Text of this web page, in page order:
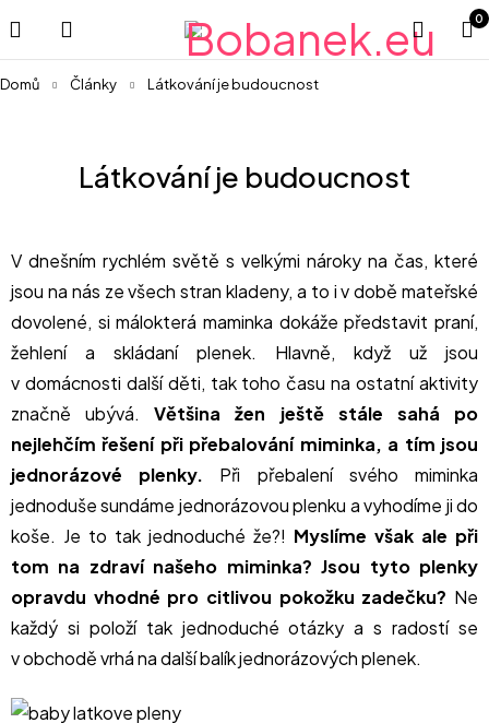
0
Domů Články Látkování je budoucnost
Látkování je budoucnost
V dnešním rychlém světě s velkými nároky na čas, které
jsou na nás ze všech stran kladeny, a to i v době mateřské
dovolené, si málokterá maminka dokáže představit praní,
žehlení a skládaní plenek. Hlavně, když už jsou
v domácnosti další děti, tak toho času na ostatní aktivity
značně ubývá.Většina žen ještě stále sahá po
nejlehčím řešení při přebalování miminka, a tím jsou
jednorázové plenky. Při přebalení svého miminka
jednoduše sundáme jednorázovou plenku a vyhodíme ji do
koše. Je to tak jednoduché že?! Myslíme však ale při
tom na zdraví našeho miminka? Jsou tyto plenky
opravdu vhodné pro citlivou pokožku zadečku? Ne
každý si položí tak jednoduché otázky a s radostí se
v obchodě vrhá na další balík jednorázových plenek.